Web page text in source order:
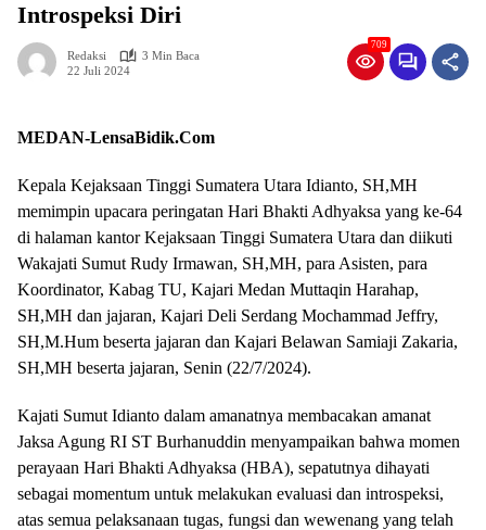
Introspeksi Diri
Redaksi
3 Min Baca
22 Juli 2024
709
MEDAN-LensaBidik.Com
Kepala Kejaksaan Tinggi Sumatera Utara Idianto, SH,MH
memimpin upacara peringatan Hari Bhakti Adhyaksa yang ke-64
di halaman kantor Kejaksaan Tinggi Sumatera Utara dan diikuti
Wakajati Sumut Rudy Irmawan, SH,MH, para Asisten, para
Koordinator, Kabag TU, Kajari Medan Muttaqin Harahap,
SH,MH dan jajaran, Kajari Deli Serdang Mochammad Jeffry,
SH,M.Hum beserta jajaran dan Kajari Belawan Samiaji Zakaria,
SH,MH beserta jajaran, Senin (22/7/2024).
Kajati Sumut Idianto dalam amanatnya membacakan amanat
Jaksa Agung RI ST Burhanuddin menyampaikan bahwa momen
perayaan Hari Bhakti Adhyaksa (HBA), sepatutnya dihayati
sebagai momentum untuk melakukan evaluasi dan introspeksi,
atas semua pelaksanaan tugas, fungsi dan wewenang yang telah